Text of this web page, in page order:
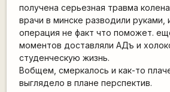
получена серьезная травма
врачи в минске разводили руками,
операция не факт что поможет.
моментов доставляли АДъ и
студенческую жизнь.
Вобщем, смеркалось и как-то
выглядело в плане перспектив.